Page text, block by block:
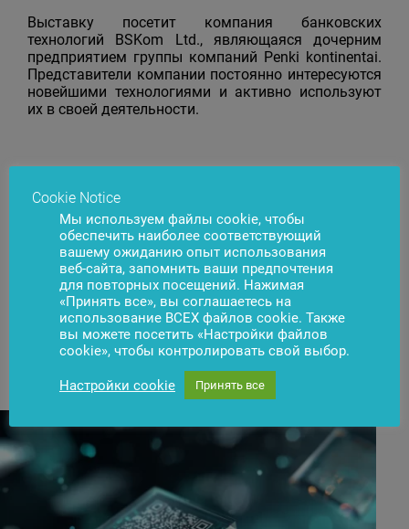
Выставку посетит компания банковских
технологий BSKom Ltd., являющаяся дочерним
предприятием группы компаний Penki kontinentai.
Представители компании постоянно интересуются
новейшими технологиями и активно используют
их в своей деятельности.
Появились вопросы?
Новости Подписаться
Cookie Notice
Мы используем файлы cookie, чтобы
обеспечить наиболее соответствующий
вашему ожиданию опыт использования
веб-сайта, запомнить ваши предпочтения
для повторных посещений. Нажимая
«Принять все», вы соглашаетесь на
использование ВСЕХ файлов cookie. Также
вы можете посетить «Настройки файлов
cookie», чтобы контролировать свой выбор.
Настройки cookie Принять все